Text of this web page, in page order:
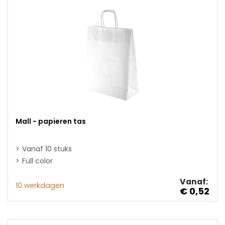
Mall - papieren tas
Vanaf 10 stuks
Full color
10 werkdagen Vanaf:
€ 0,52